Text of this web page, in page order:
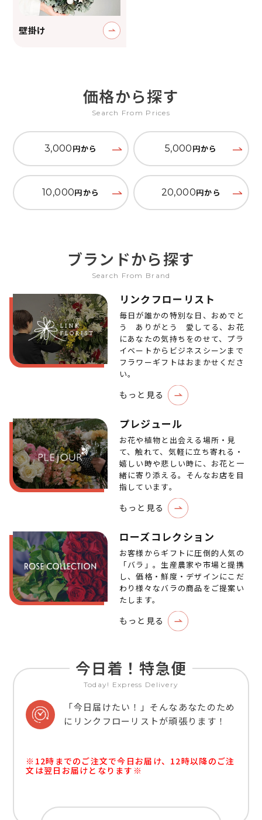
壁掛け
価格から探す
Search From Prices
3,000円から 5,000円から
10,000円から 20,000円から
ブランドから探す
Search From Brand
リンクフローリスト
毎日が誰かの特別な日、おめでと
う ありがとう 愛してる、お花
にあなたの気持ちをのせて、プラ
イベートからビジネスシーンまで
フラワーギフトはおまかせくださ
い。
もっと見る
プレジュール
お花や植物と出会える場所・見
て、触れて、気軽に立ち寄れる・
嬉しい時や悲しい時に、お花と一
緒に寄り添える。そんなお店を目
指しています。
もっと見る
ローズコレクション
お客様からギフトに圧倒的人気の
「バラ」。生産農家や市場と提携
し、価格・鮮度・デザインにこだ
わり様々なバラの商品をご提案い
たします。
もっと見る
今日着！特急便
Today! Express Delivery
「今日届けたい！」そんなあなたのため
にリンクフローリストが頑張ります！
※12時までのご注文で今日お届け、12時以降のご注
文は翌日お届けとなります※